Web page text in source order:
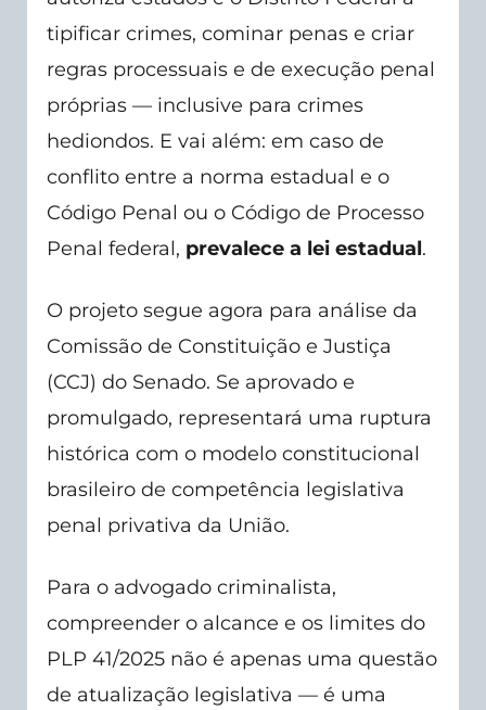
tipificar crimes, cominar penas e criar
regras processuais e de execução penal
próprias — inclusive para crimes
hediondos. E vai além: em caso de
conflito entre a norma estadual e o
Código Penal ou o Código de Processo
Penal federal, prevalece a lei estadual.
O projeto segue agora para análise da
Comissão de Constituição e Justiça
(CCJ) do Senado. Se aprovado e
promulgado, representará uma ruptura
histórica com o modelo constitucional
brasileiro de competência legislativa
penal privativa da União.
Para o advogado criminalista,
compreender o alcance e os limites do
PLP 41/2025 não é apenas uma questão
de atualização legislativa — é uma